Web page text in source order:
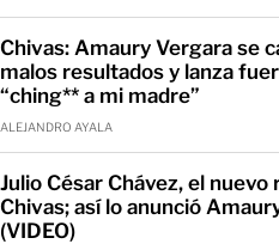
Chivas: Amaury Vergara se
malos resultados y lanza
“ching** a mi madre”
ALEJANDRO AYALA
Julio César Chávez, el
Chivas; así lo anunció
(VIDEO)